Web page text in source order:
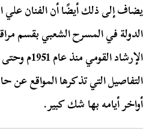
يضاف إلى ذلك أيضًا أن الفنان
الدولة في المسرح الشعبي بقسم
الإرشاد
التفاصيل التي تذكرها المواقع عن
أواخر أيامه بها شك كبير.